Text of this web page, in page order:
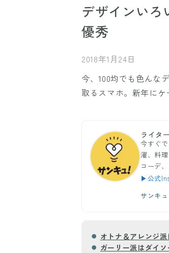
デザインいろ
優秀
2018年1月24日
今、100均でも色んな
取るスマホ。新年にケ
ライタ
今すぐ
濯、料
コーデ
▶公式
サンキ
オトナ＆アレンジ
ガーリー派はダイ